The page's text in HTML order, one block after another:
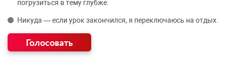
погрузиться в тему глубже.
Никуда — если урок закончился, я переключаюсь на отдых.